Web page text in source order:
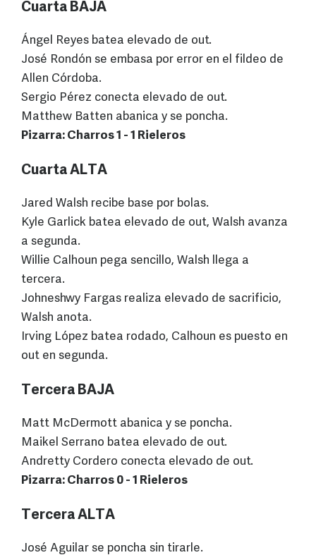
Cuarta BAJA
Ángel Reyes batea elevado de out.
José Rondón se embasa por error en el fildeo de
Allen Córdoba.
Sergio Pérez conecta elevado de out.
Matthew Batten abanica y se poncha.
Pizarra: Charros 1 - 1 Rieleros
Cuarta ALTA
Jared Walsh recibe base por bolas.
Kyle Garlick batea elevado de out, Walsh avanza
a segunda.
Willie Calhoun pega sencillo, Walsh llega a
tercera.
Johneshwy Fargas realiza elevado de sacrificio,
Walsh anota.
Irving López batea rodado, Calhoun es puesto en
out en segunda.
Tercera BAJA
Matt McDermott abanica y se poncha.
Maikel Serrano batea elevado de out.
Andretty Cordero conecta elevado de out.
Pizarra: Charros 0 - 1 Rieleros
Tercera ALTA
José Aguilar se poncha sin tirarle.